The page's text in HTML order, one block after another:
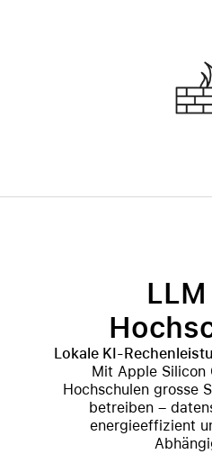
Lokale KI-
Mit Apple Silicon
Hochschulen grosse
betreiben –
energieeffizient